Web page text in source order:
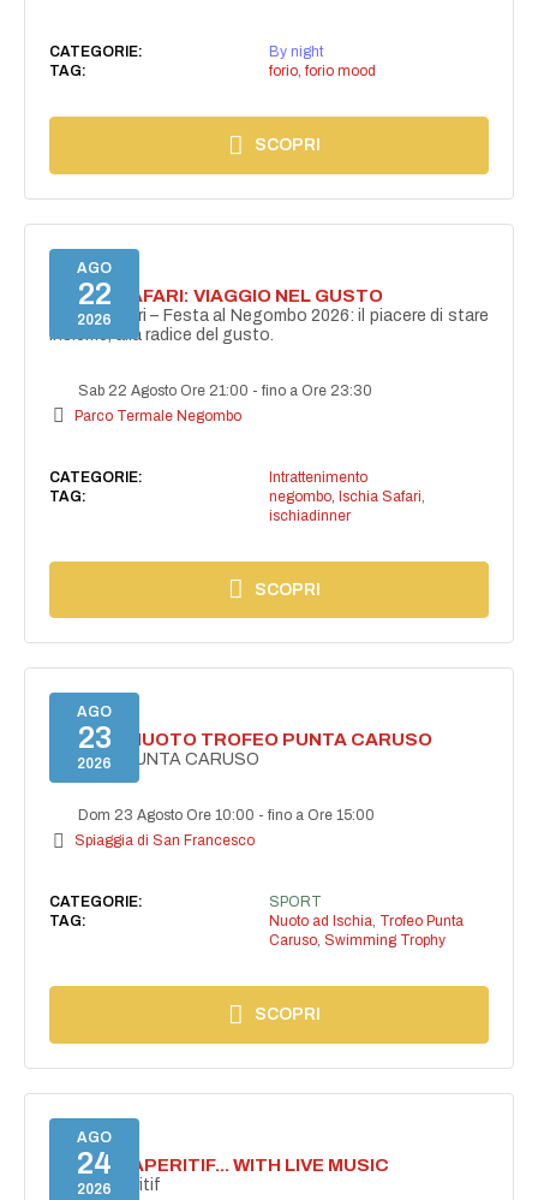
CATEGORIE:
By night
TAG:
forio, forio mood
SCOPRI
AGO
22
2026
ISCHIA SAFARI: VIAGGIO NEL GUSTO
Ischia Safari – Festa al Negombo 2026: il piacere di stare
insieme, alla radice del gusto.
Sab 22 Agosto Ore 21:00 -fino a Ore 23:30
Parco Termale Negombo
CATEGORIE:
Intrattenimento
TAG:
negombo, Ischia Safari
ischiadinner
SCOPRI
AGO
23
2026
GARA DI NUOTO TROFEO PUNTA CARUSO
TROFEO PUNTA CARUSO
Dom 23 Agosto Ore 10:00 -fino a Ore 15:00
Spiaggia di San Francesco
CATEGORIE:
SPORT
TAG:
Nuoto ad Ischia, Trofeo Punta
Caruso, Swimming Trophy
SCOPRI
AGO
24
2026
SECRET APERITIF... WITH LIVE MUSIC
Secret aperitif